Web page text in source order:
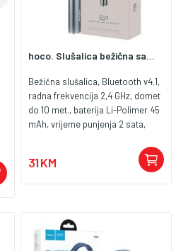
hoco. Slušalica bežična sa...
Bežična slušalica, Bluetooth v4.1,
radna frekvencija 2,4 GHz, domet
do 10 met., baterija Li-Polimer 45
mAh, vrijeme punjenja 2 sata,
reprodukcija glazbe do 3 sata,
vrijeme na čekanju do 80 sati,
bežičnu tehnologiju...
31 KM